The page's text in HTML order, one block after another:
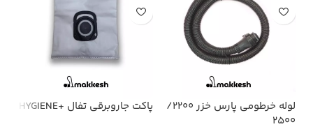
لوله خرطومی پارس خزر 2200/
2500
پاکت جاروبرقی تفال +HYGIENE